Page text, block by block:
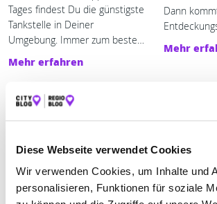
Diese Webseite verwendet Cookies
Wir verwenden Cookies, um Inhalte und
personalisieren, Funktionen für soziale
Tages findest Du die günstigste
Tankstelle in Deiner
Umgebung. Immer zum besten
Preis tanken - mit enerQuick.
Mehr erfahren
Dann
Ufers zu
Mehr